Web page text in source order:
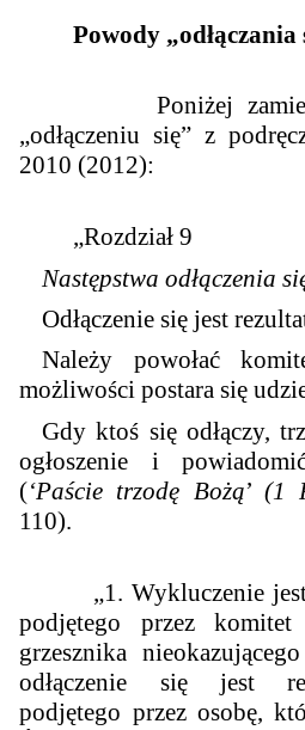
Powody „odłączania
Poniżej
„odłączeniu się” z
2010 (2012):
„Rozdział 9
Następstwa odłączenia
Odłączenie się jest
Należy powołać
możliwości postara się
Gdy ktoś się odłączy,
ogłoszenie i
(‘Paście trzodę Bożą’ (1
110).
„1. Wykluczenie
podjętego przez komitet
grzesznika
odłączenie się jest
podjętego przez osobę,